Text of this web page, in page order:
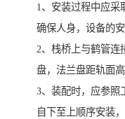
1、安装过程中应采
确保人身，设备的安
2、栈桥上与鹤管连
盘，法兰盘距轨面高
3、装配时，应参照
自下至上顺序安装